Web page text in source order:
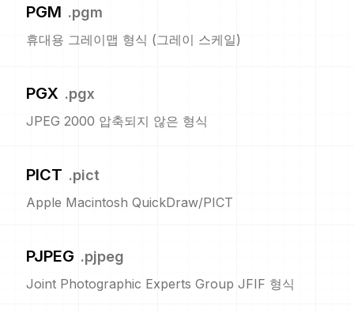
PGM .pgm
휴대용 그레이맵 형식 (그레이 스케일)
PGX .pgx
JPEG 2000 압축되지 않은 형식
PICT .pict
Apple Macintosh QuickDraw/PICT
PJPEG .pjpeg
Joint Photographic Experts Group JFIF 형식